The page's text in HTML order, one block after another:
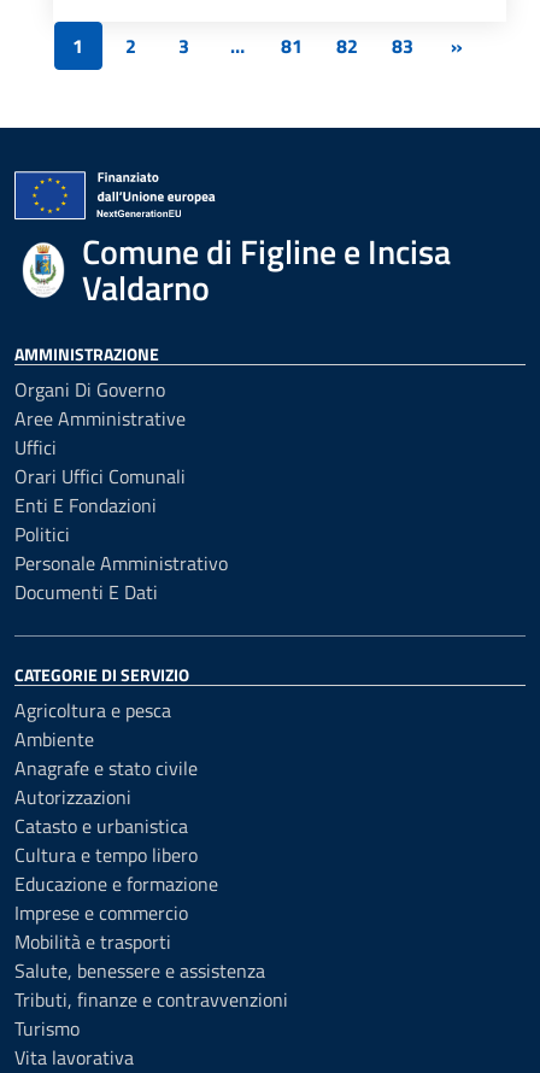
1 2 3 … 81 82 83 »
Comune di Figline e Incisa
Valdarno
AMMINISTRAZIONE
Organi Di Governo
Aree Amministrative
Uffici
Orari Uffici Comunali
Enti E Fondazioni
Politici
Personale Amministrativo
Documenti E Dati
CATEGORIE DI SERVIZIO
Agricoltura e pesca
Ambiente
Anagrafe e stato civile
Autorizzazioni
Catasto e urbanistica
Cultura e tempo libero
Educazione e formazione
Imprese e commercio
Mobilità e trasporti
Salute, benessere e assistenza
Tributi, finanze e contravvenzioni
Turismo
Vita lavorativa